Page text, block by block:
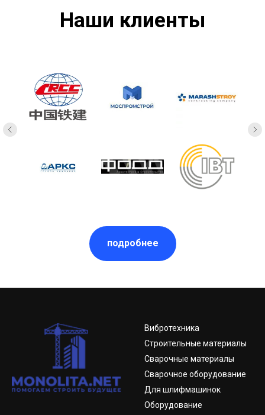
Наши клиенты
подробнее
Вибротехника
Строительные материалы
Сварочные материалы
Сварочное оборудование
Для шлифмашинок
Оборудование